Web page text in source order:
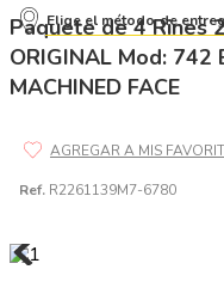
Elige el método de
Paquete de 4 Rines
ORIGINAL Mod: 742
MACHINED FACE
Ref. R2261139M7-6780